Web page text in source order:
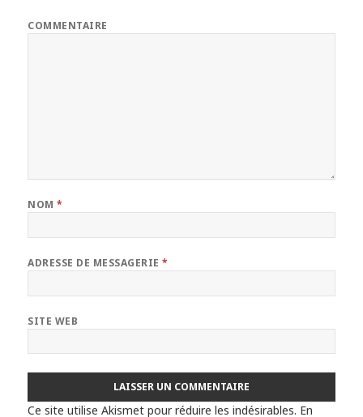
COMMENTAIRE
NOM*
ADRESSE DE MESSAGERIE*
SITE WEB
Ce site utilise Akismet pour réduire les indésirables. En